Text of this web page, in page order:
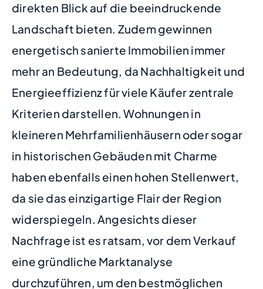
direkten Blick auf die beeindruckende
Landschaft bieten. Zudem gewinnen
energetisch sanierte Immobilien immer
mehr an Bedeutung, da Nachhaltigkeit und
Energieeffizienz für viele Käufer zentrale
Kriterien darstellen. Wohnungen in
kleineren Mehrfamilienhäusern oder sogar
in historischen Gebäuden mit Charme
haben ebenfalls einen hohen Stellenwert,
da sie das einzigartige Flair der Region
widerspiegeln. Angesichts dieser
Nachfrage ist es ratsam, vor dem Verkauf
eine gründliche Marktanalyse
durchzuführen, um den bestmöglichen